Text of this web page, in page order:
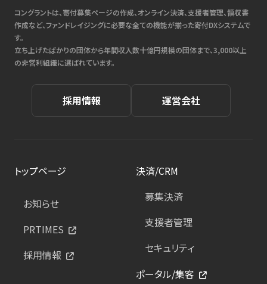
コングラントは、寄付募集ページの作成、オンライン決済、支援者管理、領収書
作成など、ファンドレイジングに必要な全ての機能が揃った寄付DXシステムで
す。
立ち上げたばかりの団体から年間収入数十億円規模の団体まで、3,000以上
の非営利組織に選ばれています。
採用情報 運営会社
トップページ
お知らせ
PRTIMES
採用情報
決済/CRM
募集決済
支援者管理
セキュリティ
ポータル/集客